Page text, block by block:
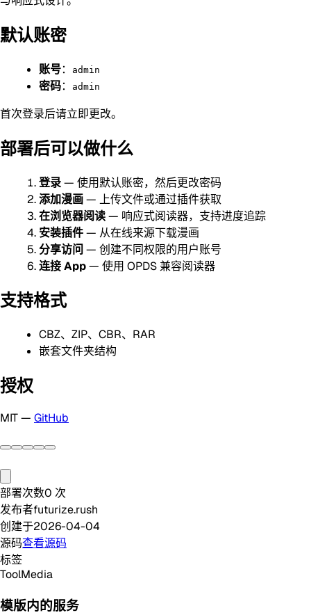
默认账密
账号： admin
密码： admin
首次登录后请立即更改。
部署后可以做什么
登录— 使用默认账密，然后更改密码
添加漫画— 上传文件或通过插件获取
在浏览器阅读— 响应式阅读器，支持进度追踪
安装插件— 从在线来源下载漫画
分享访问 — 创建不同权限的用户账号
连接 App— 使用 OPDS 兼容阅读器
支持格式
CBZ、ZIP、CBR、RAR
嵌套文件夹结构
授权
MIT — GitHub
部署次数0 次
发布者futurize.rush
创建于2026-04-04
源码查看源码
标签
ToolMedia
模版内的服务